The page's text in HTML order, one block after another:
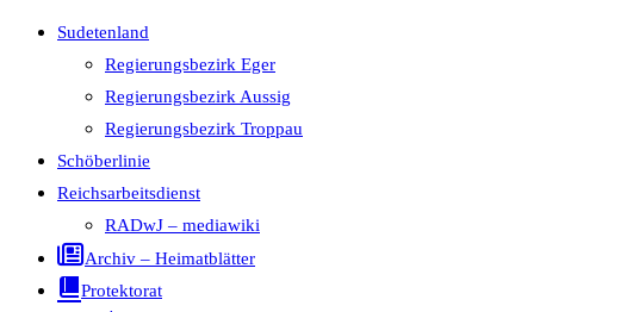
Sudetenland
Regierungsbezirk Eger
Regierungsbezirk Aussig
Regierungsbezirk Troppau
Schöberlinie
Reichsarbeitsdienst
RADwJ – mediawiki
Archiv – Heimatblätter
Protektorat